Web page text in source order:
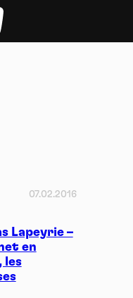
Tech
Dossier
Vidéos
Lapeyrie –
en
les
07.02.2016